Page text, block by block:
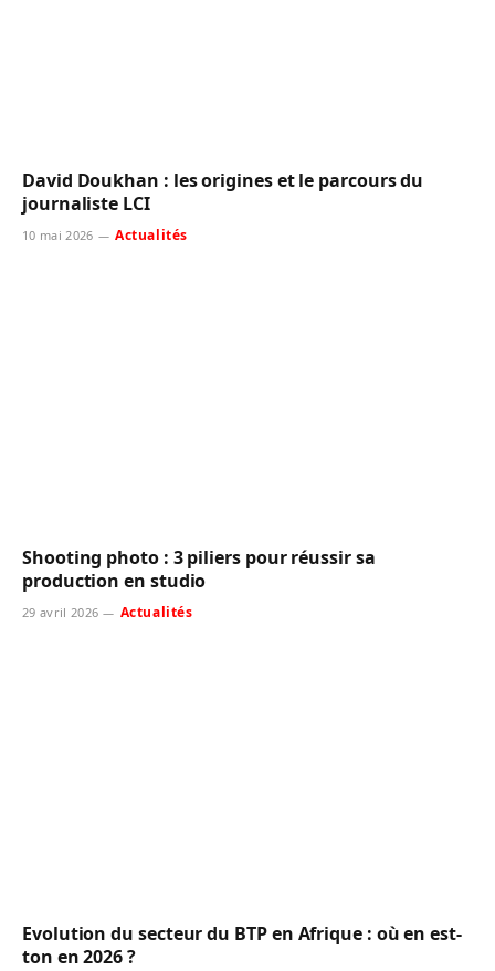
David Doukhan : les origines et le parcours du
journaliste LCI
10 mai 2026 Actualités
Shooting photo : 3 piliers pour réussir sa
production en studio
29 avril 2026 Actualités
Evolution du secteur du BTP en Afrique : où en est-
ton en 2026 ?